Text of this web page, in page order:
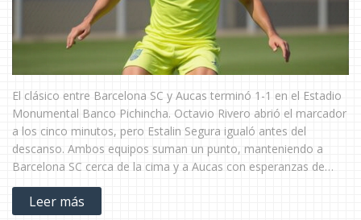
El clásico entre Barcelona SC y Aucas terminó 1-1 en el Estadio
Monumental Banco Pichincha. Octavio Rivero abrió el marcador
a los cinco minutos, pero Estalin Segura igualó antes del
descanso. Ambos equipos suman un punto, manteniendo a
Barcelona SC cerca de la cima y a Aucas con esperanzas de
escalar posiciones.
Leer más